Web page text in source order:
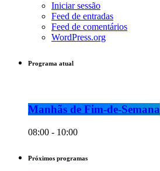
Iniciar sessão
Feed de entradas
Feed de comentários
WordPress.org
Programa atual
Manhãs de Fim-de-Semana
08:00 - 10:00
Próximos programas